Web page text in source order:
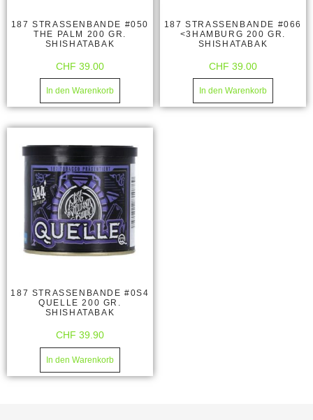
187 STRASSENBANDE #050
THE PALM 200 GR.
SHISHATABAK
CHF 39.00
In den Warenkorb
187 STRASSENBANDE #066
<3HAMBURG 200 GR.
SHISHATABAK
CHF 39.00
In den Warenkorb
187 STRASSENBANDE #0S4
QUELLE 200 GR.
SHISHATABAK
CHF 39.90
In den Warenkorb